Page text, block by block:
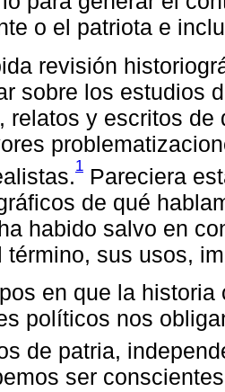
o el patriota e
revisión
sobre los estudios
relatos y escritos
1 Pareciera
de qué
habido salvo en
término, sus usos,
en que la
políticos nos
de patria,
ser